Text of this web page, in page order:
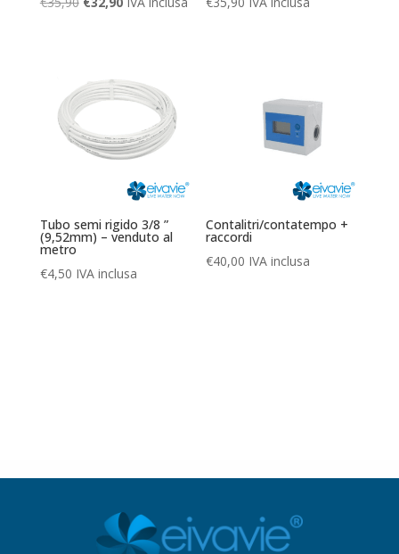
€35,90.€32,90.
Tubo semi rigido 3/8 ”
(9,52mm) – venduto al
metro
€4,50 IVA inclusa
Contalitri/contatempo +
raccordi
€40,00 IVA inclusa